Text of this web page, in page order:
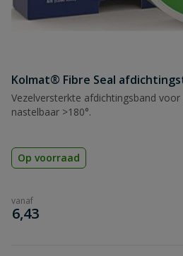
Kolmat® Fibre Seal
Vezelversterkte afdichtingsband
nastelbaar >180°.
Op voorraad
vanaf
€
6,43